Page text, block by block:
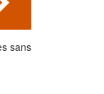
sans